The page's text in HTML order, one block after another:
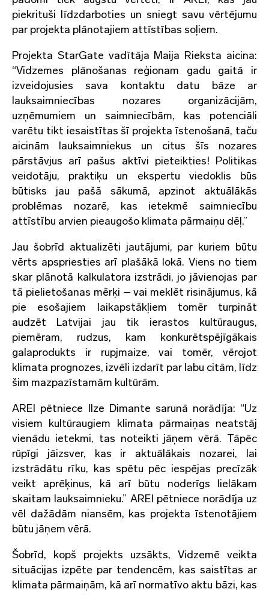
piekrituši līdzdarboties un sniegt savu vērtējumu
par projekta plānotajiem attīstības soļiem.
Projekta StarGate vadītāja Maija Rieksta aicina:
“Vidzemes plānošanas reģionam gadu gaitā ir
izveidojusies sava kontaktu datu bāze ar
lauksaimniecības nozares organizācijām,
uzņēmumiem un saimniecībām, kas potenciāli
varētu tikt iesaistītas šī projekta īstenošanā, taču
aicinām lauksaimniekus un citus šīs nozares
pārstāvjus arī pašus aktīvi pieteikties! Politikas
veidotāju, praktiķu un ekspertu viedoklis būs
būtisks jau pašā sākumā, apzinot aktuālākās
problēmas nozarē, kas ietekmē saimniecību
attīstību arvien pieaugošo klimata pārmaiņu dēļ.”
Jau šobrīd aktualizēti jautājumi, par kuriem būtu
vērts apspriesties arī plašākā lokā. Viens no tiem
skar plānotā kalkulatora izstrādi, jo jāvienojas par
tā pielietošanas mērķi – vai meklēt risinājumus, kā
pie esošajiem laikapstākļiem tomēr turpināt
audzēt Latvijai jau tik ierastos kultūraugus,
piemēram, rudzus, kam konkurētspējīgākais
galaprodukts ir rupjmaize, vai tomēr, vērojot
klimata prognozes, izvēli izdarīt par labu citām, līdz
šim mazpazīstamām kultūrām.
AREI pētniece Ilze Dimante sarunā norādīja: “Uz
visiem kultūraugiem klimata pārmaiņas neatstāj
vienādu ietekmi, tas noteikti jāņem vērā. Tāpēc
rūpīgi jāizsver, kas ir aktuālākais nozarei, lai
izstrādātu rīku, kas spētu pēc iespējas precīzāk
veikt aprēķinus, kā arī būtu noderīgs lielākam
skaitam lauksaimnieku.” AREI pētniece norādīja uz
vēl dažādām niansēm, kas projekta īstenotājiem
būtu jāņem vērā.
Šobrīd, kopš projekts uzsākts, Vidzemē veikta
situācijas izpēte par tendencēm, kas saistītas ar
klimata pārmaiņām, kā arī normatīvo aktu bāzi, kas